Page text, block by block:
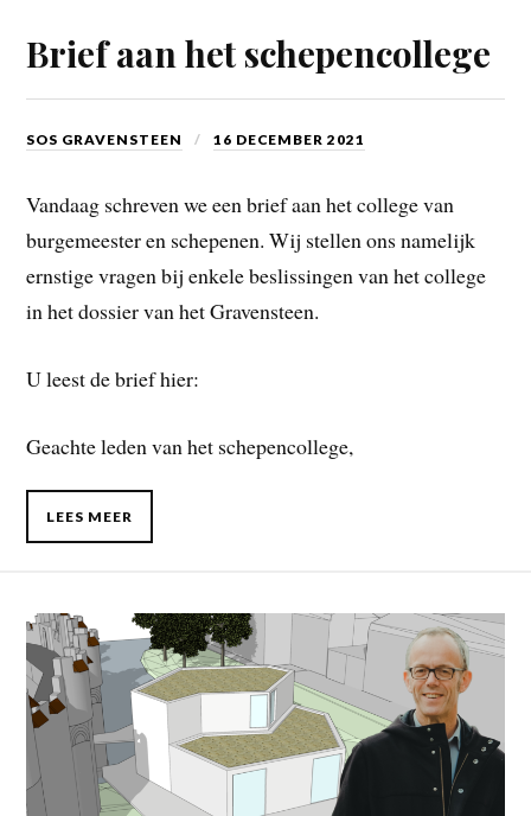
Brief aan het schepencollege
SOS GRAVENSTEEN 16 DECEMBER 2021
Vandaag schreven we een brief aan het college van
burgemeester en schepenen. Wij stellen ons namelijk
ernstige vragen bij enkele beslissingen van het college
in het dossier van het Gravensteen.
U leest de brief hier:
Geachte leden van het schepencollege,
LEES MEER